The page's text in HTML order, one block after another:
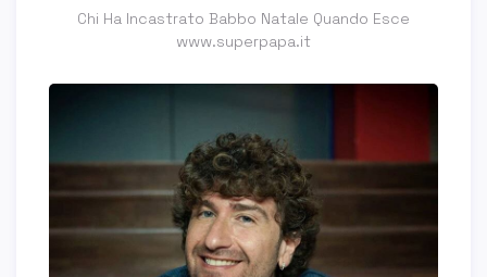
Chi Ha Incastrato Babbo Natale Quando Esce
www.superpapa.it